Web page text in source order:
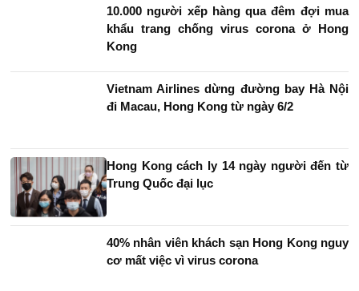
10.000 người xếp hàng qua đêm đợi mua
khẩu trang chống virus corona ở Hong
Kong
Vietnam Airlines dừng đường bay Hà Nội
đi Macau, Hong Kong từ ngày 6/2
Hong Kong cách ly 14 ngày người đến từ
Trung Quốc đại lục
40% nhân viên khách sạn Hong Kong nguy
cơ mất việc vì virus corona